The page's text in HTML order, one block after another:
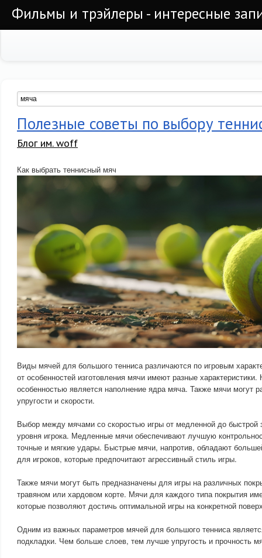
Фильмы и трэйлеры - интересные
Полезные советы по выбору
Блог им. woff
Как выбрать теннисный мяч
Виды мячей для большого тенниса различаются по игровым
от особенностей изготовления мячи имеют разные
особенностью является наполнение ядра мяча. Также мячи могут
упругости и скорости.
Выбор между мячами со скоростью игры от медленной до быстрой
уровня игрока. Медленные мячи обеспечивают лучшую
точные и мягкие удары. Быстрые мячи, напротив, обладают
для игроков, которые предпочитают агрессивный стиль игры.
Также мячи могут быть предназначены для игры на различных
травяном или хардовом корте. Мячи для каждого типа покрытия
которые позволяют достичь оптимальной игры на конкретной
Одним из важных параметров мячей для большого тенниса
подкладки. Чем больше слоев, тем лучше упругость и прочность